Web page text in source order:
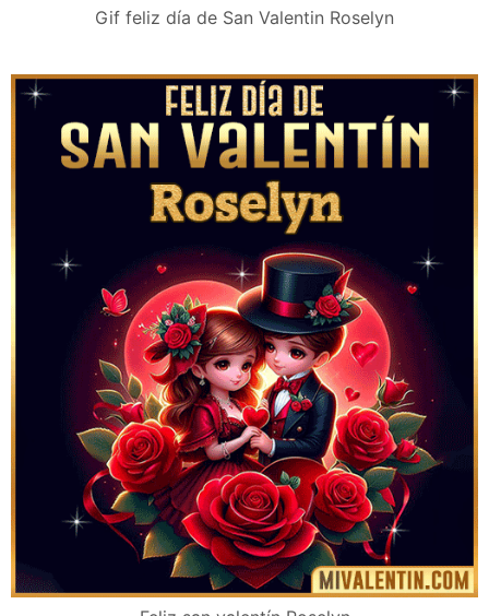
Gif feliz día de San Valentin Roselyn